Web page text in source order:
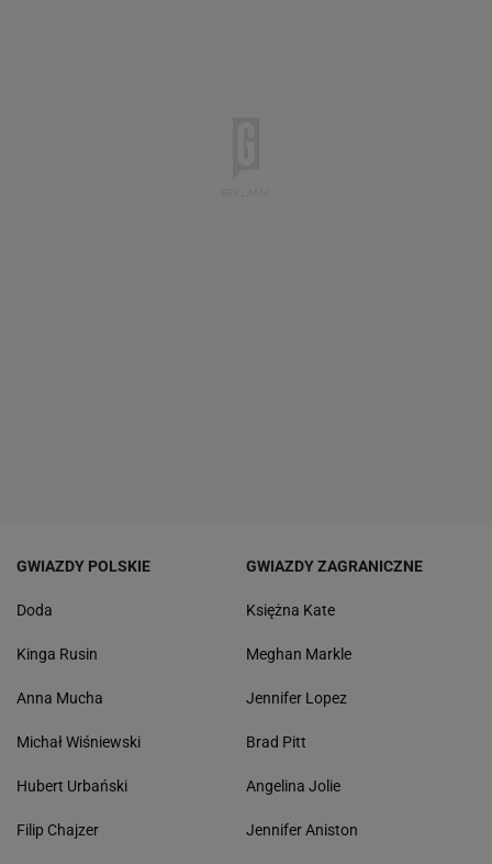
GWIAZDY POLSKIE
Doda
Kinga Rusin
Anna Mucha
Michał Wiśniewski
Hubert Urbański
Filip Chajzer
GWIAZDY ZAGRANICZNE
Księżna Kate
Meghan Markle
Jennifer Lopez
Brad Pitt
Angelina Jolie
Jennifer Aniston